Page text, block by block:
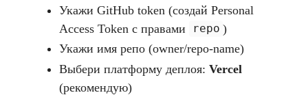
Укажи GitHub token (создай Personal
Access Token с правами
repo )
Укажи имя репо (owner/repo-name)
Выбери платформу деплоя: Vercel
(рекомендую)